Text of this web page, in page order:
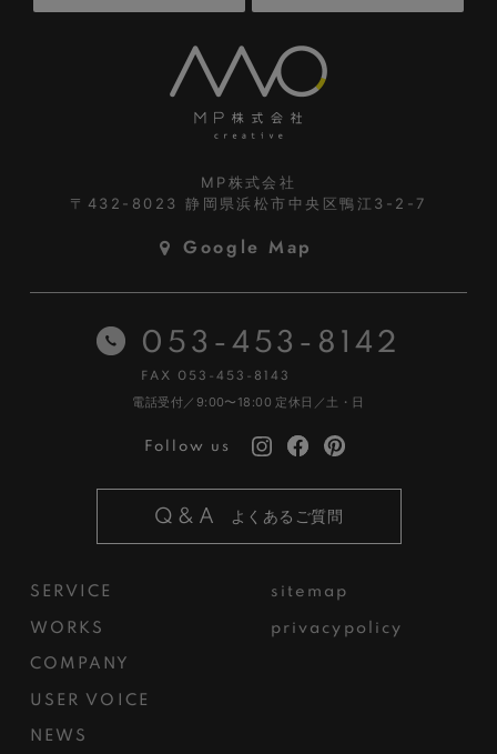
MP株式会社
〒432-8023静岡県浜松市中央区鴨江3-2-7
Google Map
SERVICE
WORKS
COMPANY
USER VOICE
NEWS
sitemap
privacypolicy
053-453-8142
FAX 053-453-8143
電話受付／9:00〜18:00 定休日／土・日
Follow us
Q&A よくあるご質問